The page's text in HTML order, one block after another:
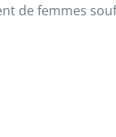
de femmes